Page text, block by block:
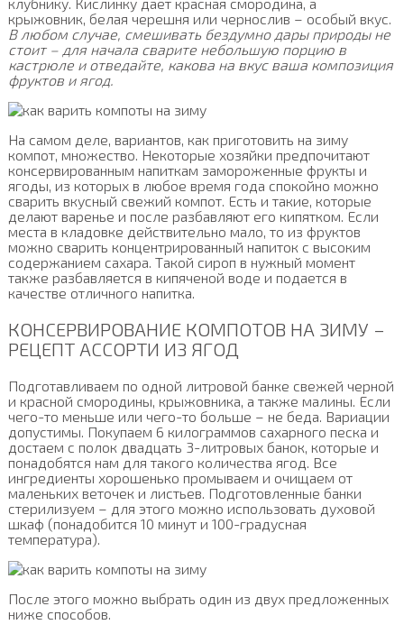
крыжовник, белая черешня или чернослив – особый вкус.
В любом случае, смешивать бездумно дары природы не
стоит – для начала сварите небольшую порцию в
кастрюле и отведайте, какова на вкус ваша композиция
фруктов и ягод.
На самом деле, вариантов, как приготовить на зиму
компот, множество. Некоторые хозяйки предпочитают
консервированным напиткам замороженные фрукты и
ягоды, из которых в любое время года спокойно можно
сварить вкусный свежий компот. Есть и такие, которые
делают варенье и после разбавляют его кипятком. Если
места в кладовке действительно мало, то из фруктов
можно сварить концентрированный напиток с высоким
содержанием сахара. Такой сироп в нужный момент
также разбавляется в кипяченой воде и подается в
качестве отличного напитка.
КОНСЕРВИРОВАНИЕ КОМПОТОВ НА ЗИМУ –
РЕЦЕПТ АССОРТИ ИЗ ЯГОД
Подготавливаем по одной литровой банке свежей черной
и красной смородины, крыжовника, а также малины. Если
чего-то меньше или чего-то больше – не беда. Вариации
допустимы. Покупаем 6 килограммов сахарного песка и
достаем с полок двадцать 3-литровых банок, которые и
понадобятся нам для такого количества ягод. Все
ингредиенты хорошенько промываем и очищаем от
маленьких веточек и листьев. Подготовленные банки
стерилизуем – для этого можно использовать духовой
шкаф (понадобится 10 минут и 100-градусная
температура).
После этого можно выбрать один из двух предложенных
ниже способов.